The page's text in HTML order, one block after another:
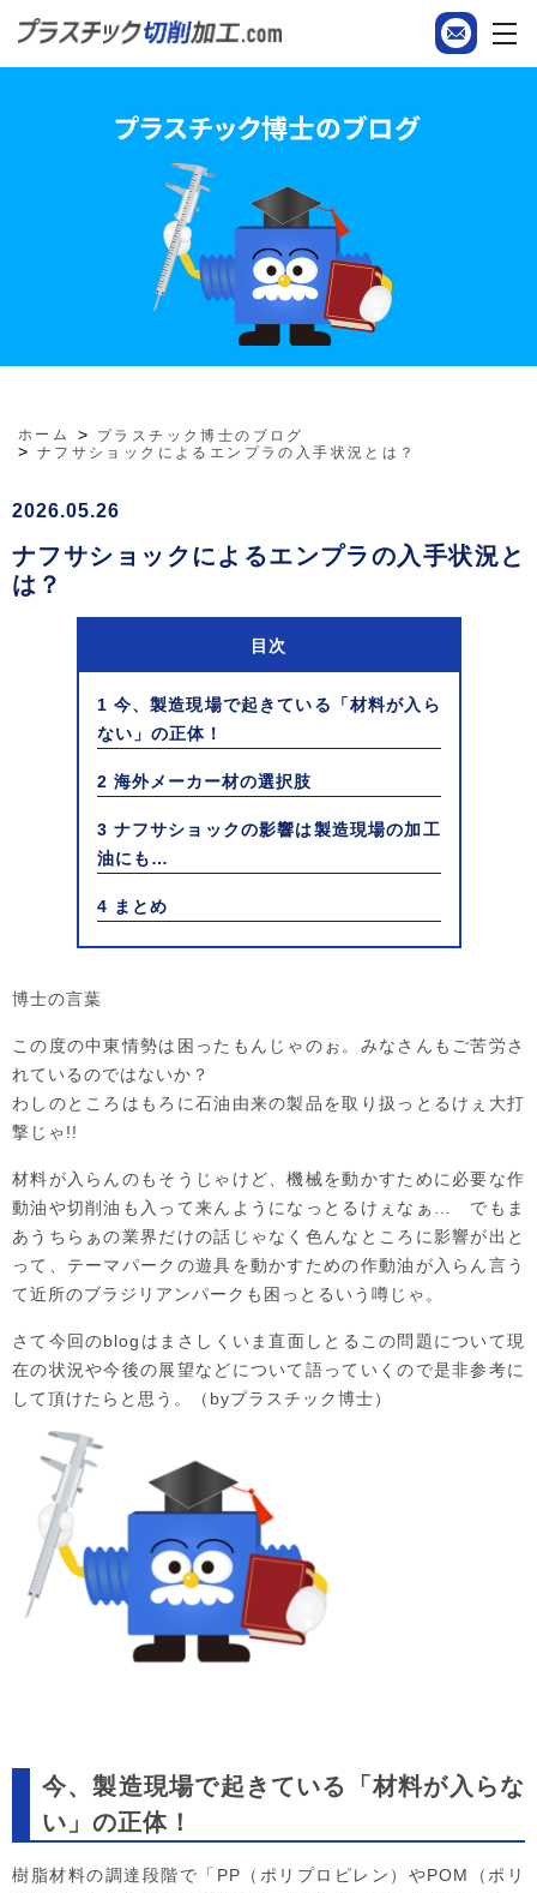
ホーム
プラスチック博士のブログ
ナフサショックによるエンプラの入手状況とは？
2026.05.26
ナフサショックによるエンプラの入手状況と
は？
目次
1 今、製造現場で起きている「材料が入ら
ない」の正体！
2 海外メーカー材の選択肢
3 ナフサショックの影響は製造現場の加工
油にも…
4 まとめ
博士の言葉
この度の中東情勢は困ったもんじゃのぉ。みなさんもご苦労さ
れているのではないか？
わしのところはもろに石油由来の製品を取り扱っとるけぇ大打
撃じゃ!!
材料が入らんのもそうじゃけど、機械を動かすために必要な作
動油や切削油も入って来んようになっとるけぇなぁ… でもま
あうちらぁの業界だけの話じゃなく色んなところに影響が出と
って、テーマパークの遊具を動かすための作動油が入らん言う
て近所のブラジリアンパークも困っとるいう噂じゃ。
さて今回のblogはまさしくいま直面しとるこの問題について現
在の状況や今後の展望などについて語っていくので是非参考に
して頂けたらと思う。（byプラスチック博士）
今、製造現場で起きている「材料が入らな
い」の正体！
樹脂材料の調達段階で「PP（ポリプロピレン）やPOM（ポリ